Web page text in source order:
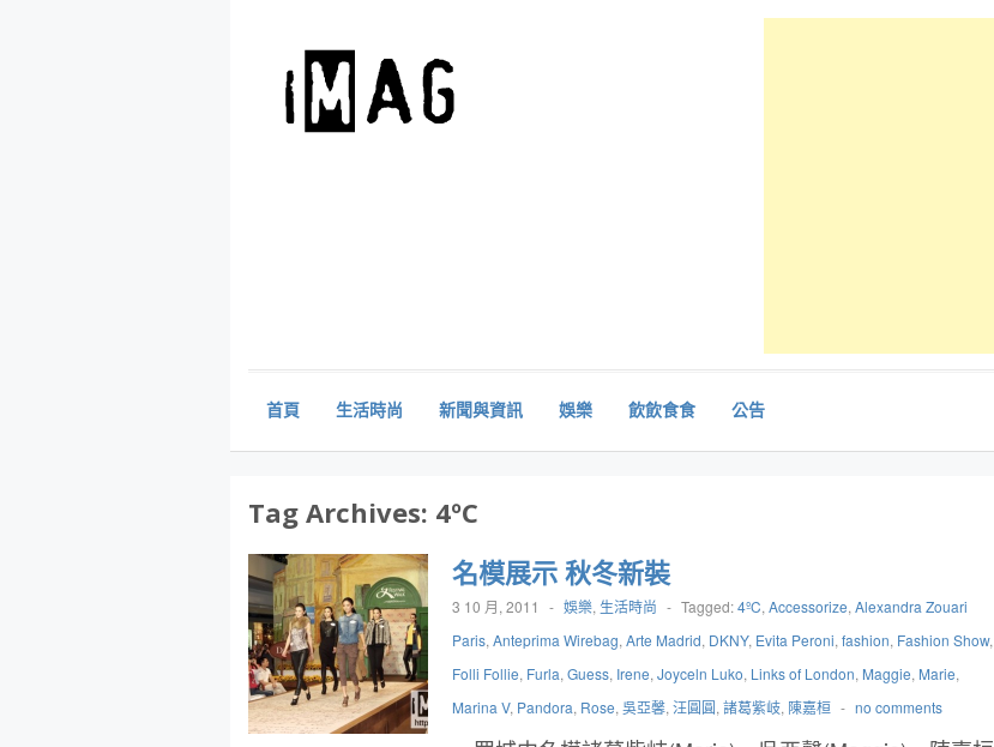
首頁 生活時尚 新聞與資訊 娛樂 飲飲食食 公告
Tag Archives: 4ºC
名模展示 秋冬新裝
3 10 月, 2011 - 娛樂, 生活時尚 - Tagged:4ºC, Accessorize, Alexandra Zouari
Paris, Anteprima Wirebag, Arte Madrid, DKNY, Evita Peroni, fashion, Fashion Show,
Folli Follie, Furla, Guess, Irene, Joyceln Luko, Links of London, Maggie, Marie,
Marina V, Pandora, Rose, 吳亞馨, 汪圓圓, 諸葛紫岐, 陳嘉桓 - no comments